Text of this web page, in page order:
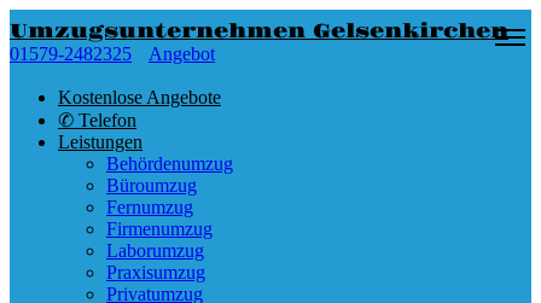
Umzugsunternehmen Gelsenkirchen
01579-2482325 Angebot
Kostenlose Angebote
✆ Telefon
Leistungen
Behördenumzug
Büroumzug
Fernumzug
Firmenumzug
Laborumzug
Praxisumzug
Privatumzug